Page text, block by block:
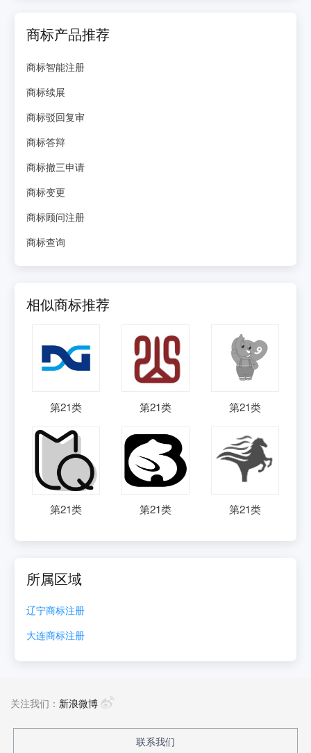
商标产品推荐
商标智能注册
商标续展
商标驳回复审
商标答辩
商标撤三申请
商标变更
商标顾问注册
商标查询
相似商标推荐
第21类 第21类 第21类
第21类 第21类 第21类
所属区域
辽宁商标注册
大连商标注册